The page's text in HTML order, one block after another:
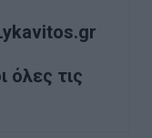
όλες τις